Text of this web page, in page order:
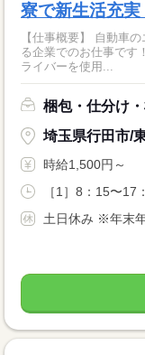
寮で新生活充実
【仕事概要】 自動車
る企業でのお仕事です！ 【仕事詳細】 ＜組立＞ 手組み、又は電動
ライバーを使用...
梱包・仕分け
埼玉県行田市/
時給1,500円～
［1］8：15〜
土日休み ※年末